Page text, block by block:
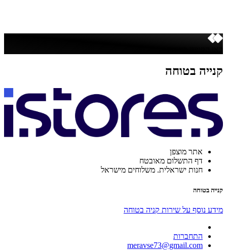
קנייה בטוחה
אתר מוצפן
דף התשלום מאובטח
חנות ישראלית. משלוחים מישראל
קנייה בטוחה
מידע נוסף על שירות קניה בטוחה
התחברות
meravse73@gmail.com